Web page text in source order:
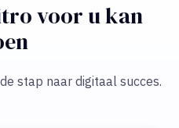
voor u kan
stap naar digitaal succes.